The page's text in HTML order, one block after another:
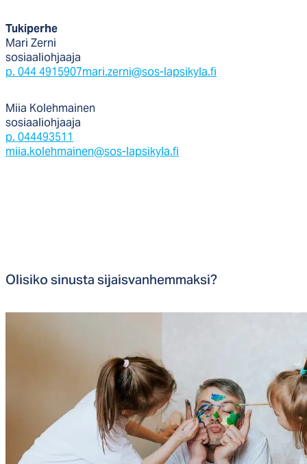
Tukiperhe
Mari Zerni
sosiaaliohjaaja
p. 044 4915907mari.zerni@sos-lapsikyla.fi
Miia Kolehmainen
sosiaaliohjaaja
p. 044493511
miia.kolehmainen@sos-lapsikyla.fi
Oli­si­ko si­nus­ta si­jais­van­hem­mak­si?